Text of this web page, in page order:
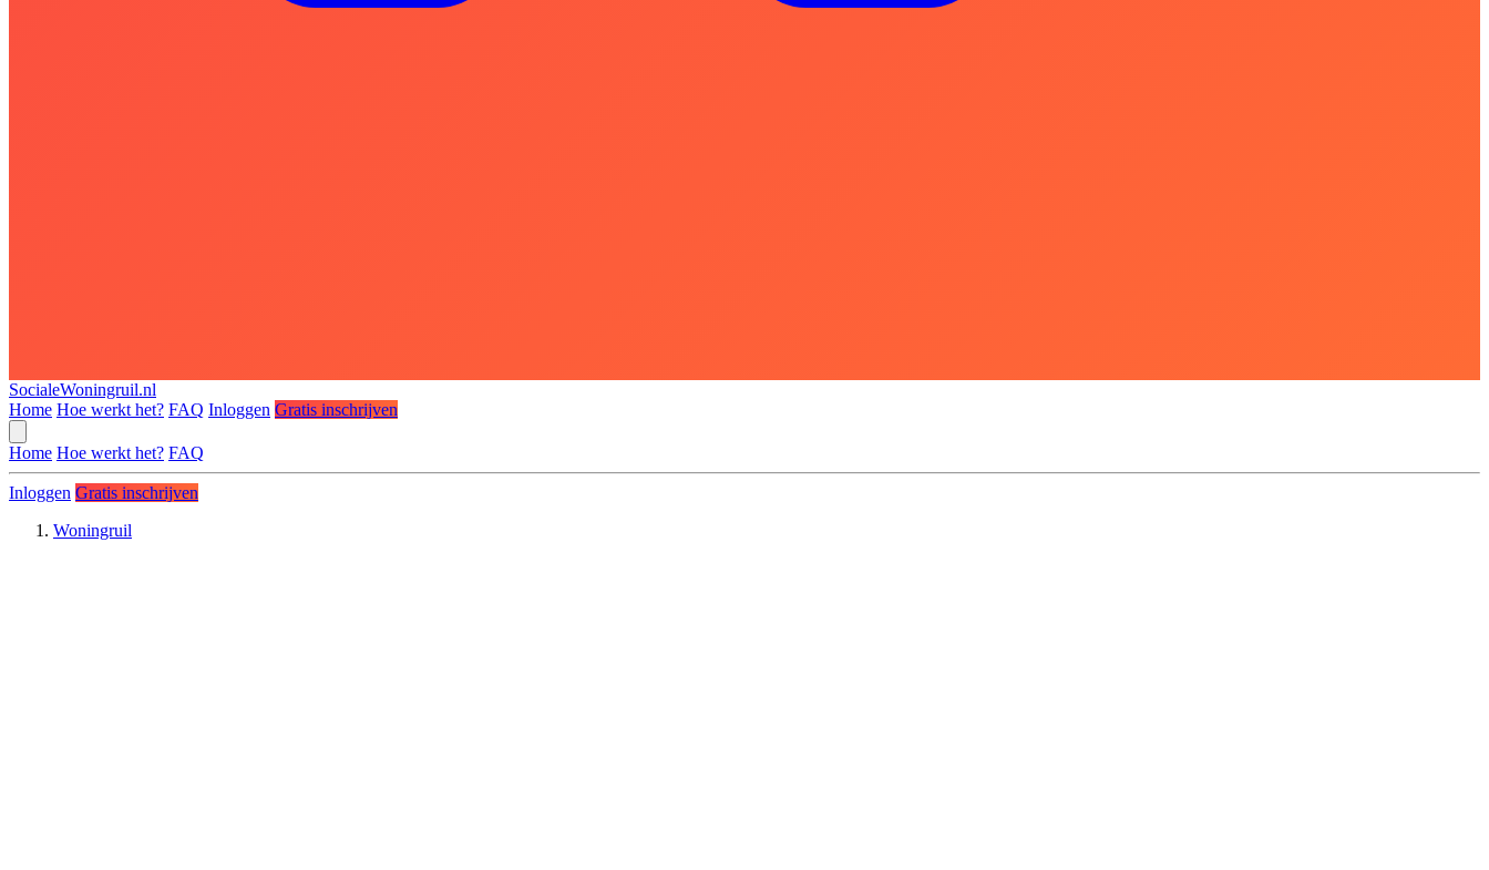
SocialeWoningruil.nl
Home Hoe werkt het? FAQ Inloggen Gratis inschrijven
Home Hoe werkt het? FAQ
Inloggen Gratis inschrijven
Woningruil